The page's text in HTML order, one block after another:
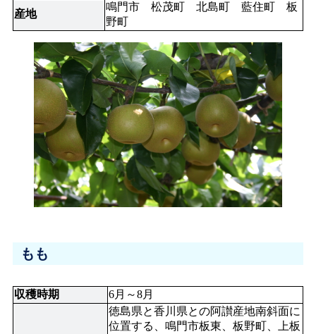
産地
鳴門市　松茂町　北島町　藍住町　板
野町
もも
収穫時期 6月～8月
徳島県と香川県との阿讃産地南斜面に
位置する、鳴門市板東、板野町、上板